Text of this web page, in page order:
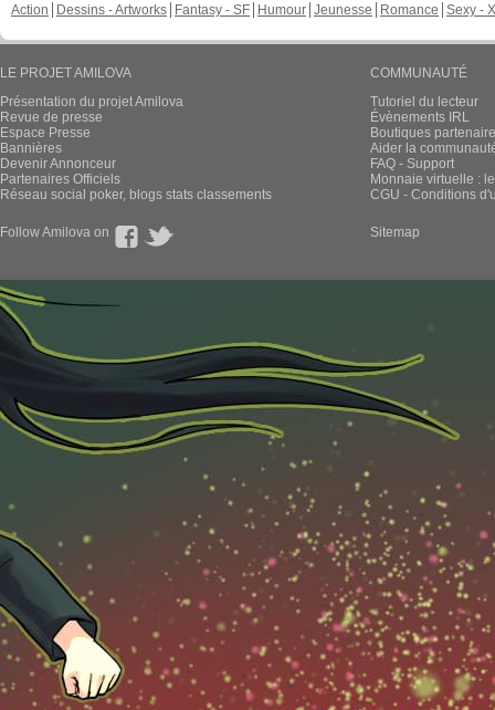
Action
Dessins - Artworks Fantasy - SF Humour Jeunesse Romance Sexy -
LE PROJET AMILOVA
Présentation du projet Amilova
Revue de presse
Espace Presse
Bannières
Devenir Annonceur
Partenaires Officiels
Réseau social poker, blogs stats classements
COMMUNAUTÉ
Tutoriel du lecteur
Évènements IRL
Boutiques
Aider la
FAQ - Support
Monnaie virtuelle :
CGU - Conditions
Follow Amilova on Sitemap